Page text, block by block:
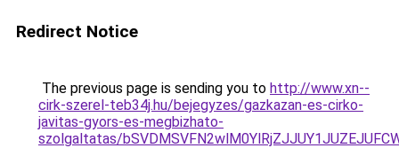
Redirect Notice
The previous page is sending you to http://www.xn--
cirk-szerel-teb34j.hu/bejegyzes/gazkazan-es-cirko-
javitas-gyors-es-megbizhato-
szolgaltatas/